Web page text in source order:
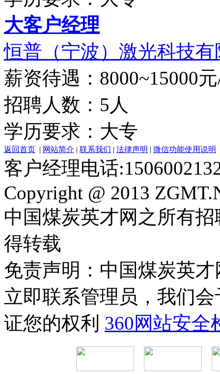
大客户经理
恒普（宁波）激光科技有
薪资待遇：8000~15000
招聘人数：5人
学历要求：大专
返回首页 | 网站简介 | 联系我们 | 法律声明 | 微信功能使用说明
客户经理电话
Copyright @ 2013
中国煤炭英才网之所有
得转载
免责声明：中国煤炭英
立即联系管理员，我们
证您的权利 360网站安全